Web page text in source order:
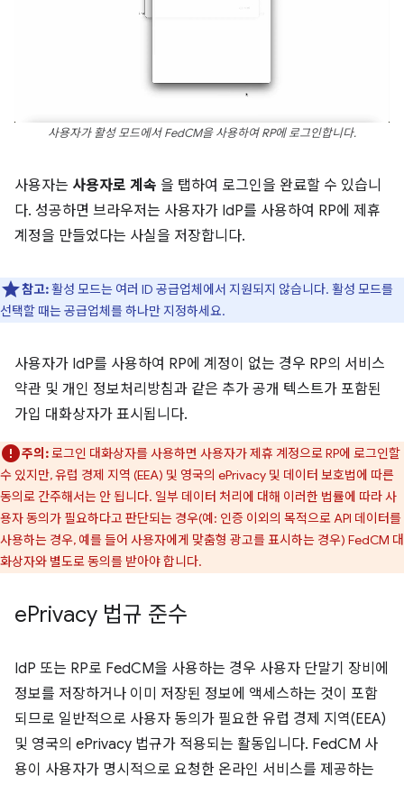
사용자가 활성 모드에서 FedCM을 사용하여 RP에 로그인합니다.
사용자는 사용자로 계속 을 탭하여 로그인을 완료할 수 있습니
다. 성공하면 브라우저는 사용자가 IdP를 사용하여 RP에 제휴
계정을 만들었다는 사실을 저장합니다.
참고:활성 모드는 여러 ID 공급업체에서 지원되지 않습니다. 활성 모드를
선택할 때는 공급업체를 하나만 지정하세요.
사용자가 IdP를 사용하여 RP에 계정이 없는 경우 RP의 서비스
약관 및 개인 정보처리방침과 같은 추가 공개 텍스트가 포함된
가입 대화상자가 표시됩니다.
주의:로그인 대화상자를 사용하면 사용자가 제휴 계정으로 RP에 로그인할
수 있지만, 유럽 경제 지역 (EEA) 및 영국의 ePrivacy 및 데이터 보호법에 따른
동의로 간주해서는 안 됩니다. 일부 데이터 처리에 대해 이러한 법률에 따라 사
용자 동의가 필요하다고 판단되는 경우(예: 인증 이외의 목적으로 API 데이터를
사용하는 경우, 예를 들어 사용자에게 맞춤형 광고를 표시하는 경우) FedCM 대
화상자와 별도로 동의를 받아야 합니다.
ePrivacy 법규 준수
IdP 또는 RP로 FedCM을 사용하는 경우 사용자 단말기 장비에
정보를 저장하거나 이미 저장된 정보에 액세스하는 것이 포함
되므로 일반적으로 사용자 동의가 필요한 유럽 경제 지역(EEA)
및 영국의 ePrivacy 법규가 적용되는 활동입니다. FedCM 사
용이 사용자가 명시적으로 요청한 온라인 서비스를 제공하는